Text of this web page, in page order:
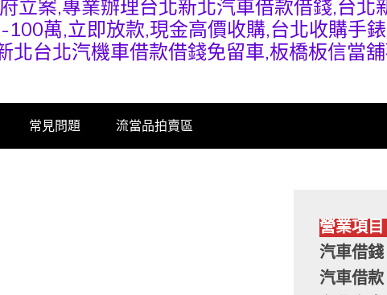
立案,專業辦理台北新北汽車借款借錢,台北
萬,立即放款,現金高價收購,台北收購手
北台北汽機車借款借錢免留車,板橋板信當
常見問題 流當品拍賣區
營業項
汽車借錢
汽車借款